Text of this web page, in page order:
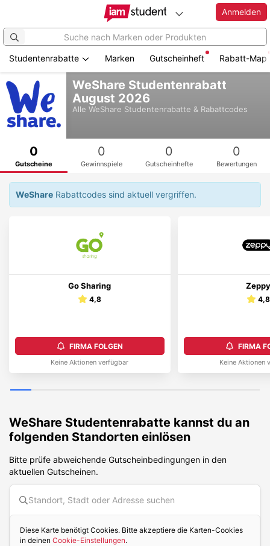
Hauptinhalt
springen
Anmelden
Studentenrabatte Marken Gutscheinheft Rabatt-Map
WeShare Studentenrabatt
August 2026
Alle WeShare Studentenrabatte & Rabattcodes
0
Gutscheine
0
Gewinnspiele
0
Gutscheinhefte
0
Bewertungen
WeShare Rabattcodes sind aktuell vergriffen.
Go Sharing
4,8
FIRMA FOLGEN
Keine Aktionen verfügbar
4,8
FIRMA
Keine Aktionen
WeShare Studentenrabatte kannst du an
folgenden Standorten einlösen
Bitte prüfe abweichende Gutscheinbedingungen in den
aktuellen Gutscheinen.
Diese Karte benötigt Cookies. Bitte akzeptiere die Karten-Cookies
in deinen Cookie-Einstellungen.